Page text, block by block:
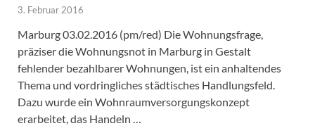
3. Februar 2016
Marburg 03.02.2016 (pm/red) Die Wohnungsfrage,
präziser die Wohnungsnot in Marburg in Gestalt
fehlender bezahlbarer Wohnungen, ist ein anhaltendes
Thema und vordringliches städtisches Handlungsfeld.
Dazu wurde ein Wohnraumversorgungskonzept
erarbeitet, das Handeln …